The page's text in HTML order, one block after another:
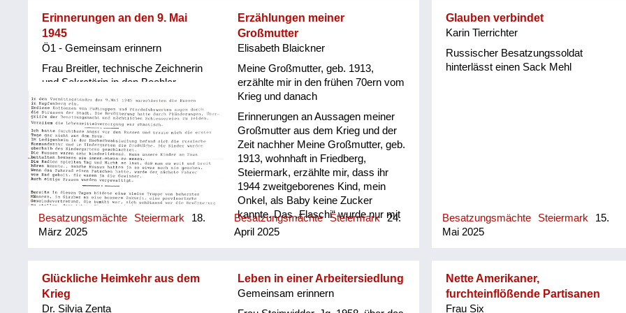
Kübeln in der Hand. Da hatten sie
aufgeschlagene Eier drinnen. Mein
Großvater musste den Ofen
Eierspeise daraus gemacht. Und ich
hatten sie auch mit am Tisch und
haben uns auch Eierspeise zum
Essen gegeben. Mein kleiner Bruder
war damals vier, fünf Jahre alt, und
da hat ein junger russischer Soldat
meinen Bruder in den Arm
genommen und hat zu weinen
angefangen. Wir haben das dann so
verstanden, er hat zu Hause auch
so einen ...
Erinnerungen an den 9. Mai
1945
Ö1 - Gemeinsam erinnern
Frau Breitler, technische Zeichnerin
und Sekretärin in den Boehler-
Werken in Kapfenberg
Besatzungsmächte Steiermark
18.
März 2025
Erzählungen meiner
Großmutter
Elisabeth Blaickner
Meine Großmutter, geb. 1913,
erzählte mir in den frühen 70ern vom
Krieg und danach
Erinnerungen an Aussagen meiner
Großmutter aus dem Krieg und der
Zeit nachher Meine Großmutter, geb.
1913, wohnhaft in Friedberg,
Steiermark, erzählte mir, dass ihr
1944 zweitgeborenes Kind, mein
Onkel, als Baby keine Zucker
kannte. Das „Flaschi“ wurde nur mit
Milch zubereitet. Als es dann nach
noch bekam - wieder Zucker gab
und sie sein Flaschi süßte, lehnte er
Besatzungsmächte Steiermark
24.
April 2025
Glauben verbindet
Karin Tierrichter
Russischer Besatzungssoldat
hinterlässt einen Sack Mehl
Besatzungsmächte Steiermark
15.
Mai 2025
Glückliche Heimkehr aus dem
Krieg
Dr. Silvia Zenta
Leben in einer Arbeitersiedlung
Gemeinsam erinnern
Nette Amerikaner,
furchteinflößende Partisanen
Frau Six